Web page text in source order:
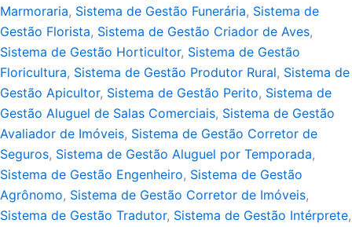
Marmoraria, Sistema de Gestão Funerária, Sistema de
Gestão Florista, Sistema de Gestão Criador de Aves,
Sistema de Gestão Horticultor, Sistema de Gestão
Floricultura, Sistema de Gestão Produtor Rural, Sistema de
Gestão Apicultor, Sistema de Gestão Perito, Sistema de
Gestão Aluguel de Salas Comerciais, Sistema de Gestão
Avaliador de Imóveis, Sistema de Gestão Corretor de
Seguros, Sistema de Gestão Aluguel por Temporada,
Sistema de Gestão Engenheiro, Sistema de Gestão
Agrônomo, Sistema de Gestão Corretor de Imóveis,
Sistema de Gestão Tradutor, Sistema de Gestão Intérprete,